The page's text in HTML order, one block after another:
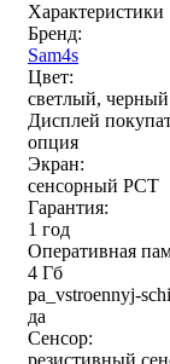
Характеристики
Бренд:
Sam4s
Цвет:
светлый, черный
Дисплей
опция
Экран:
сенсорный РСТ
Гарантия:
1 год
Оперативная
4 Гб
pa_vstroennyj-
да
Сенсор: